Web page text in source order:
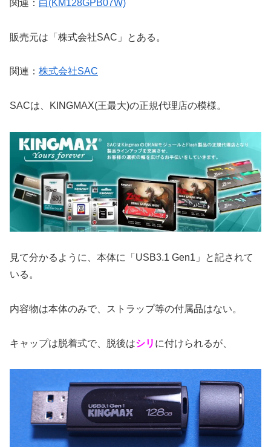
関連： 白(KM128GPB07W)
販売元は「株式会社SAC」とある。
関連： 株式会社SAC
SACは、KINGMAX(王最大)の正規代理店の模様。
見て分かるように、本体に「USB3.1 Gen1」と記されて
いる。
内容物は本体のみで、ストラップ等の付属品はない。
キャップは脱着式で、脱後はシリ に付けられるが、